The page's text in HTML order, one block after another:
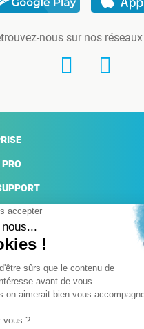
nous sur nos
PRO
Mentions légales